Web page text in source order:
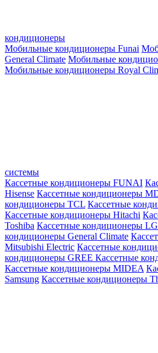
кондиционеры
Мобильные кондиционеры Funai
General Climate Мобильные
Мобильные кондиционеры Royal
системы
Кассетные кондиционеры FUNAI
Hisense Кассетные кондиционеры
кондиционеры TCL Кассетные
Кассетные кондиционеры Hitachi
Toshiba Кассетные кондиционеры LG
кондиционеры General Climate
Mitsubishi Electric Кассетные
кондиционеры GREE Кассетные
Кассетные кондиционеры MIDEA
Samsung Кассетные кондиционеры